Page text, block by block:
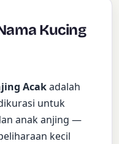
Kucing
Acakadalah
untuk
anak anjing —
kecil